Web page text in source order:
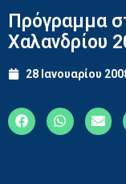
Πρόγραμμα
Χαλανδρίου
28 Ιανουαρίου